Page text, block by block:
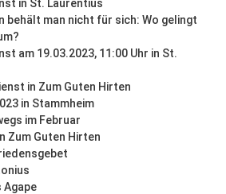
in St. Laurentius
behält man nicht für sich: Wo gelingt
am 19.03.2023, 11:00 Uhr in St.
in Zum Guten Hirten
in Stammheim
im Februar
Zum Guten Hirten